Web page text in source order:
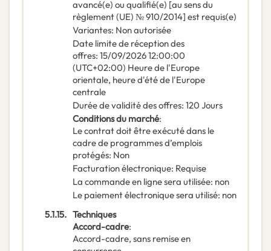
avancé(e) ou qualifié(e) [au sens du
règlement (UE) № 910/2014] est requis(e)
Variantes: Non autorisée
Date limite de réception des
offres: 15/09/202612:00:00
(UTC+02:00) Heure de l'Europe
orientale, heure d'été de l'Europe
centrale
Durée de validité des offres: 120 Jours
Conditions du marché:
Le contrat doit être exécuté dans le
cadre de programmes d’emplois
protégés: Non
Facturation électronique: Requise
La commande en ligne sera utilisée: non
Le paiement électronique sera utilisé: non
5.1.15. Techniques
Accord-cadre:
Accord-cadre, sans remise en